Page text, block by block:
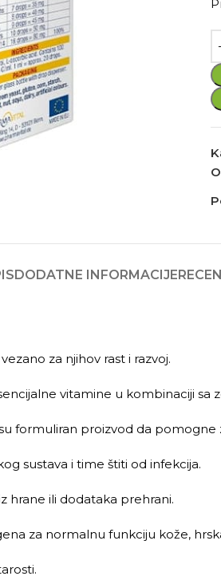
DODATNE INFORMACIJE
za njihov rast i razvoj.
vitamine u kombinaciji sa
formuliran proizvod da
sustava i time štiti od infekcija.
hrane ili dodataka prehrani.
za normalnu funkciju kože,